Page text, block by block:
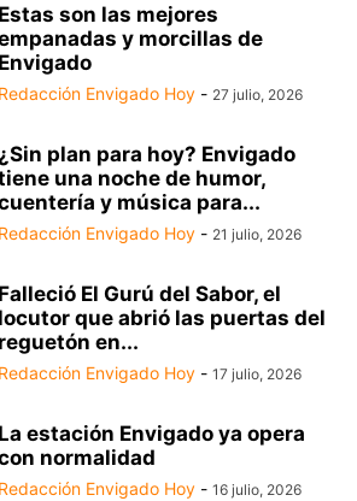
Estas son las mejores
y morcillas de
Envigado
Redacción Envigado Hoy - 27 julio, 2026
plan para hoy? Envigado
una noche de humor,
y música para...
Redacción Envigado Hoy - 21 julio, 2026
Falleció El Gurú del Sabor, el
locutor que abrió las puertas del
reguetón en...
Redacción Envigado Hoy - 17 julio, 2026
La estación Envigado ya opera
normalidad
Redacción Envigado Hoy - 16 julio, 2026